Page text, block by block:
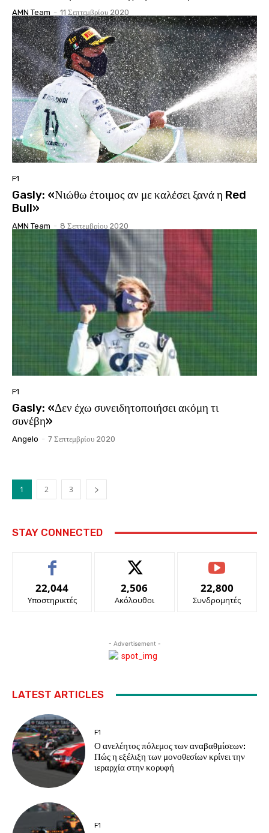
AMN Team - 11 Σεπτεμβρίου 2020
F1
Gasly: «Νιώθω έτοιμος αν με καλέσει ξανά η Red
Bull»
AMN Team - 8 Σεπτεμβρίου 2020
F1
Gasly: «Δεν έχω συνειδητοποιήσει ακόμη τι
συνέβη»
Angelo - 7 Σεπτεμβρίου 2020
1 2 3
STAY CONNECTED
22,044
Υποστηρικτές
2,506
Ακόλουθοι
22,800
Συνδρομητές
- Advertisement -
LATEST ARTICLES
F1
Ο ανελέητος πόλεμος των αναβαθμίσεων:
Πώς η εξέλιξη των μονοθεσίων κρίνει την
ιεραρχία στην κορυφή
F1